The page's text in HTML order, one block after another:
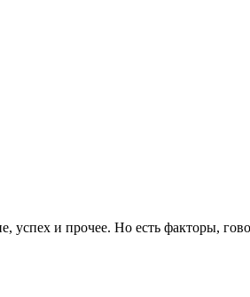
успех и прочее. Но есть факторы,